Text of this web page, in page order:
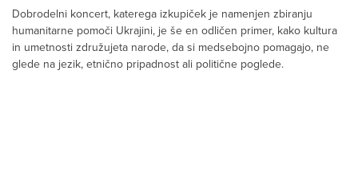
Dobrodelni koncert, katerega izkupiček je namenjen zbiranju
humanitarne pomoči Ukrajini, je še en odličen primer, kako kultura
in umetnosti združujeta narode, da si medsebojno pomagajo, ne
glede na jezik, etnično pripadnost ali politične poglede.